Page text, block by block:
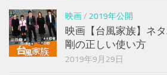
映画/ 2019年公開
映画【台風家族】ネ
剛の正しい使い方
2019年9月29日